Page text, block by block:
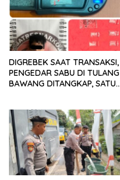
DIGREBEK SAAT TRANSAKSI,
PENGEDAR SABU DI TULANG
BAWANG DITANGKAP, SATU